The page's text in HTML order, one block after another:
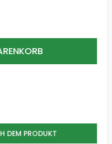
DEM PRODUKT